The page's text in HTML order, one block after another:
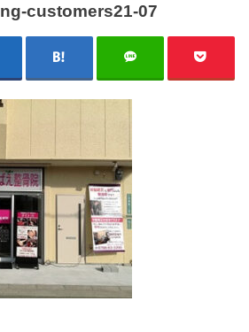
customers21-07